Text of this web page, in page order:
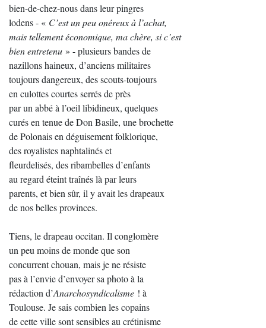
bien-de-chez-nous dans leur pingres
lodens - « C’est un peu onéreux à l’achat,
mais tellement économique, ma chère, si c’est
bien entretenu » - plusieurs bandes de
nazillons haineux, d’anciens militaires
toujours dangereux, des scouts-toujours
en culottes courtes serrés de près
par un abbé à l’oeil libidineux, quelques
curés en tenue de Don Basile, une brochette
de Polonais en déguisement folklorique,
des royalistes naphtalinés et
fleurdelisés, des ribambelles d’enfants
au regard éteint traînés là par leurs
parents, et bien sûr, il y avait les drapeaux
de nos belles provinces.
Tiens, le drapeau occitan. Il conglomère
un peu moins de monde que son
concurrent chouan, mais je ne résiste
pas à l’envie d’envoyer sa photo à la
rédaction d’Anarchosyndicalisme ! à
Toulouse. Je sais combien les copains
de cette ville sont sensibles au crétinisme